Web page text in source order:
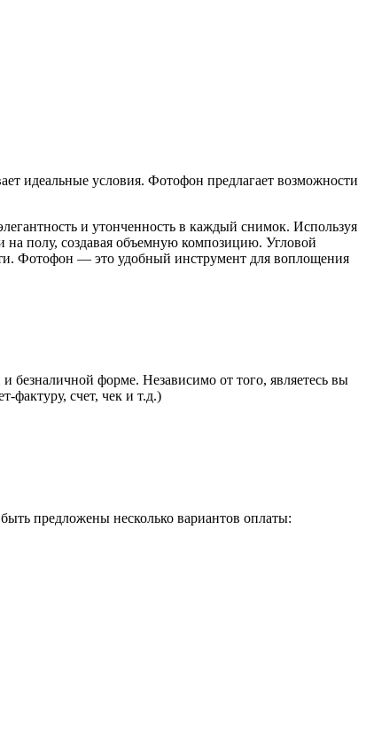
идеальные условия. Фотофон предлагает возможности
и утонченность в каждый снимок. Используя
на полу, создавая объемную композицию. Угловой
Фотофон — это удобный инструмент для воплощения
форме. Независимо от того, являетесь вы
счет, чек и т.д.)
предложены несколько вариантов оплаты: